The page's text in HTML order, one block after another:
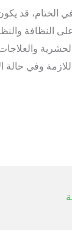
الختام، قد
على النظافة
الحشرية
اللازمة وفي